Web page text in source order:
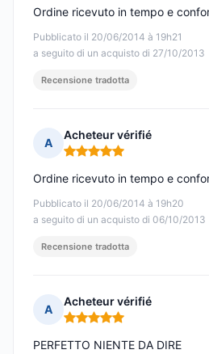
Pubblicato il 20/06/2014 à 19h21
a seguito di un acquisto di 27/10/2013
Ordine ricevuto in tempo e
Recensione tradotta
A
Acheteur vérifié
Nota: 5 su 5
Pubblicato il 20/06/2014 à 19h20
a seguito di un acquisto di 06/10/2013
Ordine ricevuto in tempo e
Recensione tradotta
A
Acheteur vérifié
Nota: 5 su 5
PERFETTO NIENTE DA DIRE